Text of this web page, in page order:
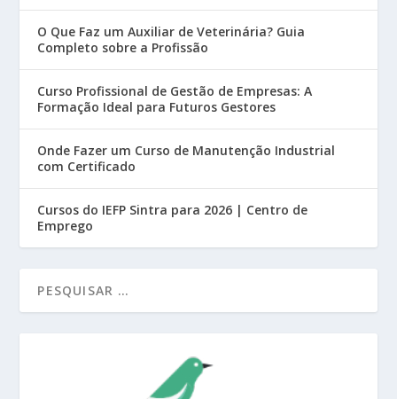
O Que Faz um Auxiliar de Veterinária? Guia
Completo sobre a Profissão
Curso Profissional de Gestão de Empresas: A
Formação Ideal para Futuros Gestores
Onde Fazer um Curso de Manutenção Industrial
com Certificado
Cursos do IEFP Sintra para 2026 | Centro de
Emprego